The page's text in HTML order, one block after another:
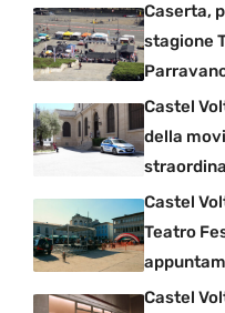
Caserta,
stagione
Castel
della
Castel
Teatro
Castel